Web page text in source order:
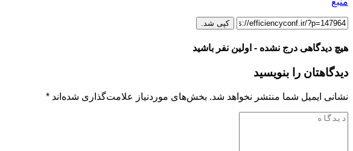
کپی شد.
هیچ دیدگاهی درج نشده - اولین نفر باشید
دیدگاهتان را بنویسید
نشانی ایمیل شما منتشر نخواهد شد. بخش‌های موردنیاز علامت‌گذاری شده‌اند *